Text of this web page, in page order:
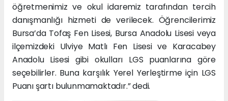
öğretmenimiz ve okul idaremiz tarafından tercih
danışmanlığı hizmeti de verilecek. Öğrencilerimiz
Bursa’da Tofaş Fen Lisesi, Bursa Anadolu Lisesi veya
ilçemizdeki Ulviye Matlı Fen Lisesi ve Karacabey
Anadolu Lisesi gibi okulları LGS puanlarına göre
seçebilirler. Buna karşılık Yerel Yerleştirme için LGS
Puanı şartı bulunmamaktadır.” dedi.